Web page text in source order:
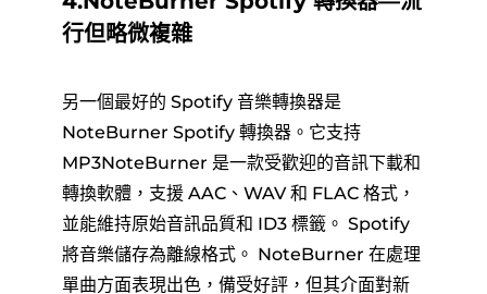
行但略微複雜
另一個最好的 Spotify 音樂轉換器是
NoteBurner Spotify 轉換器。它支持
MP3NoteBurner 是一款受歡迎的音訊下載和
轉換軟體，支援 AAC、WAV 和 FLAC 格式，
並能維持原始音訊品質和 ID3 標籤。 Spotify
將音樂儲存為離線格式。 NoteBurner 在處理
單曲方面表現出色，備受好評，但其介面對新